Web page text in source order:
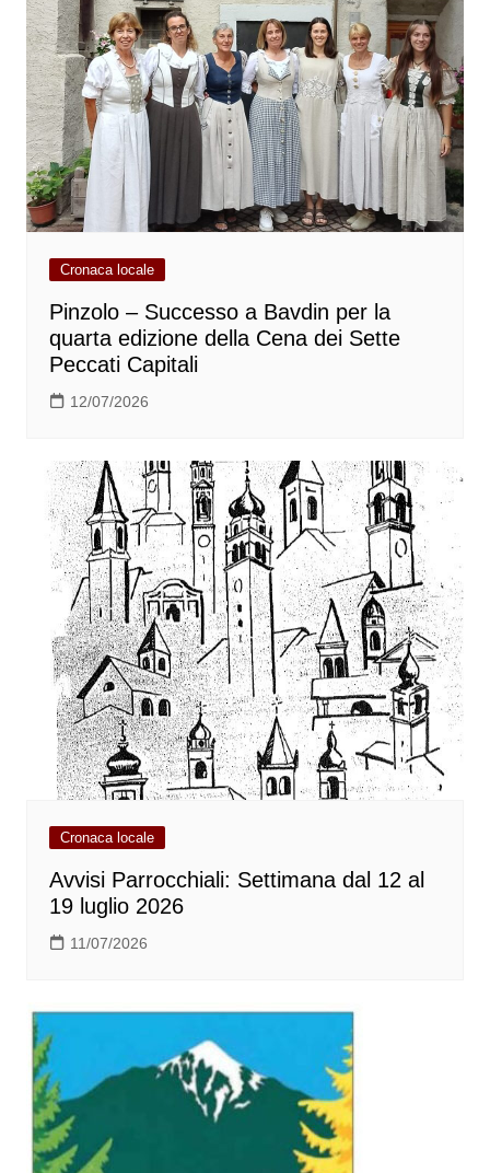
Cronaca locale
Pinzolo – Successo a Bavdin per la
quarta edizione della Cena dei Sette
Peccati Capitali
12/07/2026
Cronaca locale
Avvisi Parrocchiali: Settimana dal 12 al
19 luglio 2026
11/07/2026